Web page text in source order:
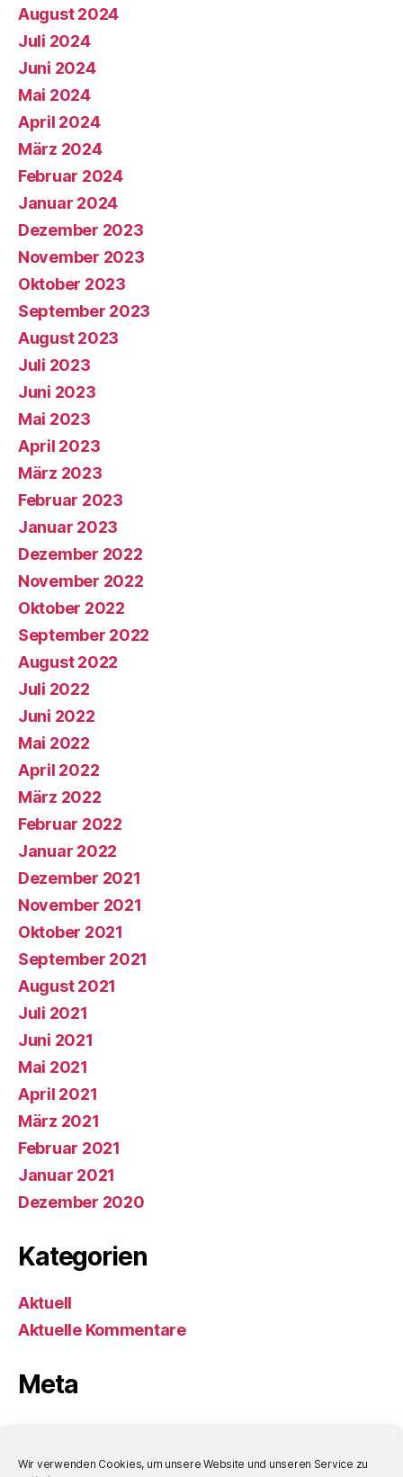
Wir verwenden Cookies, um unsere Website und unseren Service zu
August 2024
Juli 2024
Juni 2024
Mai 2024
April 2024
März 2024
Februar 2024
Januar 2024
Dezember 2023
November 2023
Oktober 2023
September 2023
August 2023
Juli 2023
Juni 2023
Mai 2023
April 2023
März 2023
Februar 2023
Januar 2023
Dezember 2022
November 2022
Oktober 2022
September 2022
August 2022
Juli 2022
Juni 2022
Mai 2022
April 2022
März 2022
Februar 2022
Januar 2022
Dezember 2021
November 2021
Oktober 2021
September 2021
August 2021
Juli 2021
Juni 2021
Mai 2021
April 2021
März 2021
Februar 2021
Januar 2021
Dezember 2020
Kategorien
Aktuell
Aktuelle Kommentare
Meta
Eintrags-Feed